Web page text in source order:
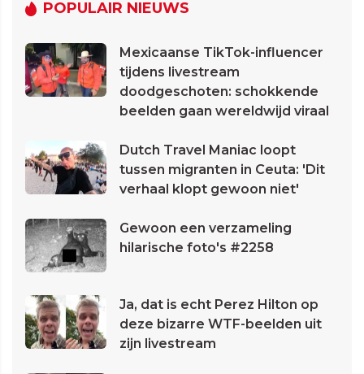
POPULAIR NIEUWS
Mexicaanse TikTok-influencer
tijdens livestream
doodgeschoten: schokkende
beelden gaan wereldwijd viraal
Dutch Travel Maniac loopt
tussen migranten in Ceuta: 'Dit
verhaal klopt gewoon niet'
Gewoon een verzameling
hilarische foto's #2258
Ja, dat is echt Perez Hilton op
deze bizarre WTF-beelden uit
zijn livestream